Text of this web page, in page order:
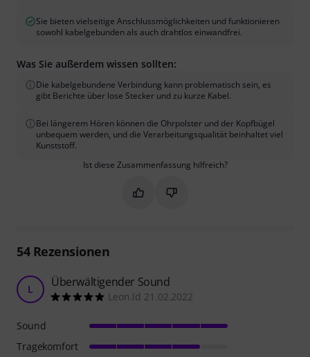
Sie bieten vielseitige Anschlussmöglichkeiten und funktionieren
sowohl kabelgebunden als auch drahtlos einwandfrei.
Was Sie außerdem wissen sollten:
Die kabelgebundene Verbindung kann problematisch sein, es
gibt Berichte über lose Stecker und zu kurze Kabel.
Bei längerem Hören können die Ohrpolster und der Kopfbügel
unbequem werden, und die Verarbeitungsqualität beinhaltet viel
Kunststoff.
Ist diese Zusammenfassung hilfreich?
Markieren Sie diese
Markieren Sie diese
54Rezensionen
L Überwältigender Sound
Leon.ld 21.02.2022
Sound
Tragekomfort